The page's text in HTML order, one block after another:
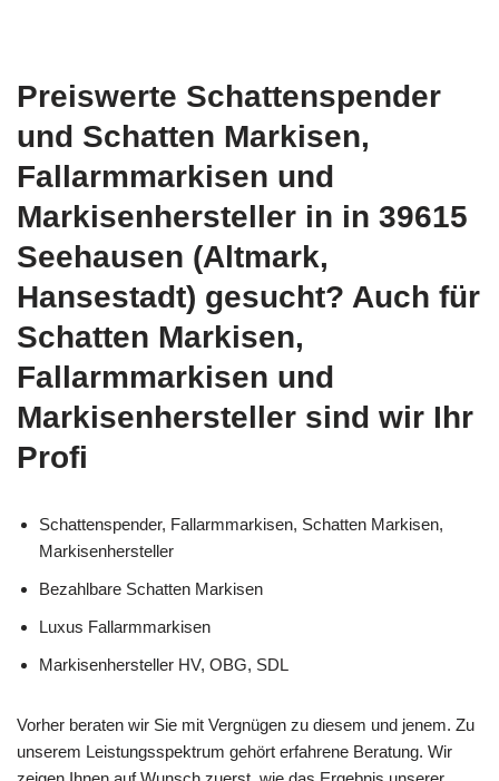
Preiswerte Schattenspender
und Schatten Markisen,
Fallarmmarkisen und
Markisenhersteller in in 39615
Seehausen (Altmark,
Hansestadt) gesucht? Auch für
Schatten Markisen,
Fallarmmarkisen und
Markisenhersteller sind wir Ihr
Profi
Schattenspender, Fallarmmarkisen, Schatten Markisen,
Markisenhersteller
Bezahlbare Schatten Markisen
Luxus Fallarmmarkisen
Markisenhersteller HV, OBG, SDL
Vorher beraten wir Sie mit Vergnügen zu diesem und jenem. Zu
unserem Leistungsspektrum gehört erfahrene Beratung. Wir